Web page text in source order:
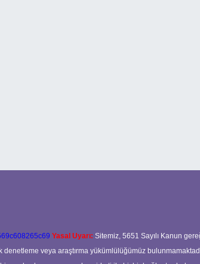
Yasal Uyarı: Sitemiz, 5651 Sayılı Kanun
veya araştırma yükümlülüğümüz